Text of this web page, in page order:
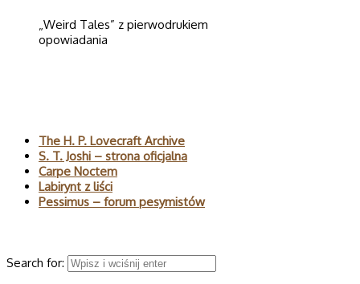
„Weird Tales” z pierwodrukiem
opowiadania
The H. P. Lovecraft Archive
S. T. Joshi – strona oficjalna
Carpe Noctem
Labirynt z liści
Pessimus – forum pesymistów
Search for: